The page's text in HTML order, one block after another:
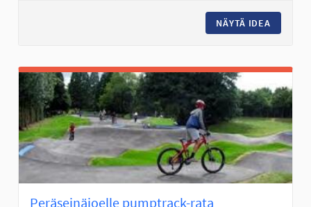
NÄYTÄ IDEA
Peräseinäjoelle pumptrack-rata